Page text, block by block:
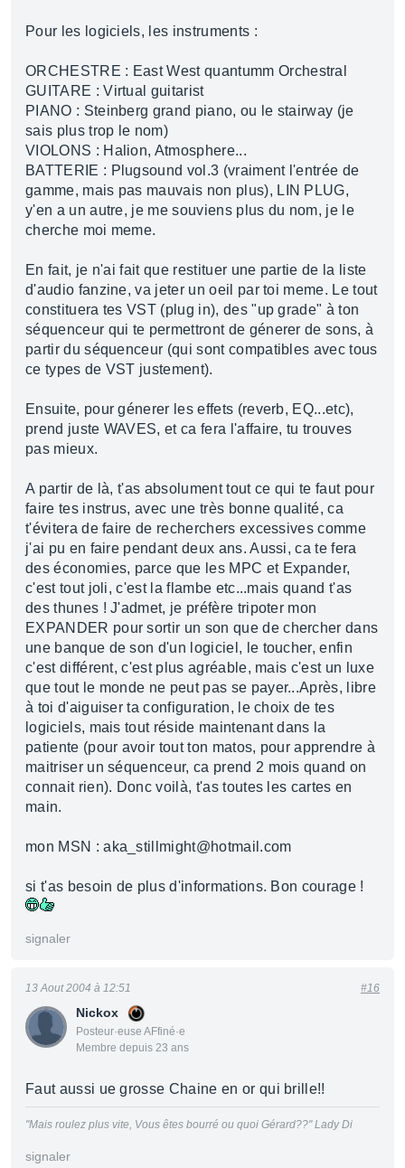
Pour les logiciels, les instruments :
ORCHESTRE : East West quantumm Orchestral
GUITARE : Virtual guitarist
PIANO : Steinberg grand piano, ou le stairway (je
sais plus trop le nom)
VIOLONS : Halion, Atmosphere...
BATTERIE : Plugsound vol.3 (vraiment l'entrée de
gamme, mais pas mauvais non plus), LIN PLUG,
y'en a un autre, je me souviens plus du nom, je le
cherche moi meme.
En fait, je n'ai fait que restituer une partie de la liste
d'audio fanzine, va jeter un oeil par toi meme. Le tout
constituera tes VST (plug in), des "up grade" à ton
séquenceur qui te permettront de génerer de sons, à
partir du séquenceur (qui sont compatibles avec tous
ce types de VST justement).
Ensuite, pour génerer les effets (reverb, EQ...etc),
prend juste WAVES, et ca fera l'affaire, tu trouves
pas mieux.
A partir de là, t'as absolument tout ce qui te faut pour
faire tes instrus, avec une très bonne qualité, ca
t'évitera de faire de recherchers excessives comme
j'ai pu en faire pendant deux ans. Aussi, ca te fera
des économies, parce que les MPC et Expander,
c'est tout joli, c'est la flambe etc...mais quand t'as
des thunes ! J'admet, je préfère tripoter mon
EXPANDER pour sortir un son que de chercher dans
une banque de son d'un logiciel, le toucher, enfin
c'est différent, c'est plus agréable, mais c'est un luxe
que tout le monde ne peut pas se payer...Après, libre
à toi d'aiguiser ta configuration, le choix de tes
logiciels, mais tout réside maintenant dans la
patiente (pour avoir tout ton matos, pour apprendre à
maitriser un séquenceur, ca prend 2 mois quand on
connait rien). Donc voilà, t'as toutes les cartes en
main.
mon MSN : aka_stillmight@hotmail.com
si t'as besoin de plus d'informations. Bon courage !
signaler
Nickox
Posteur·euse AFfiné·e
Membre depuis 23 ans
13 Aout 2004 à 12:51 #16
Faut aussi ue grosse Chaine en or qui brille!!
"Mais roulez plus vite, Vous êtes bourré ou quoi Gérard??" Lady Di
signaler